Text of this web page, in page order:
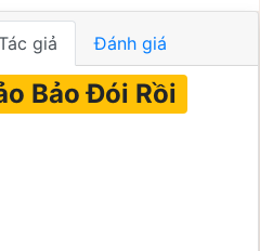
giả Đánh giá
Bảo Đói Rồi